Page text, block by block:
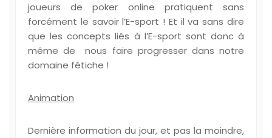
joueurs de poker online pratiquent sans
forcément le savoir l’E-sport ! Et il va sans dire
que les concepts liés à l’E-sport sont donc à
même de nous faire progresser dans notre
domaine fétiche !
Animation
Dernière information du jour, et pas la moindre,